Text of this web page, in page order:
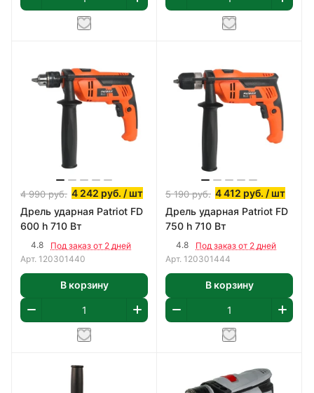
4 990руб. 4 242 руб. / шт
Дрель ударная Patriot FD
600 h 710 Вт
4.8
Под заказ от 2 дней
Арт. 120301440
В корзину
5 190руб. 4 412 руб. / шт
Дрель ударная Patriot FD
750 h 710 Вт
4.8
Под заказ от 2 дней
Арт. 120301444
В корзину